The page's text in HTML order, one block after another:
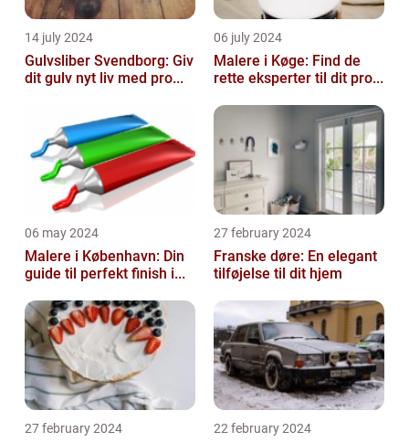
14 july 2024
Gulvsliber Svendborg: Giv
dit gulv nyt liv med pro...
06 july 2024
Malere i Køge: Find de
rette eksperter til dit pro...
06 may 2024
Malere i København: Din
guide til perfekt finish i...
27 february 2024
Franske døre: En elegant
tilføjelse til dit hjem
27 february 2024 22 february 2024